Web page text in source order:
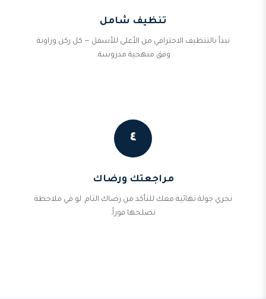
تنظيف شامل
نبدأ بالتنظيف الاحترافي من الأعلى للأسفل — كل ركن وزاوية
وفق منهجية مدروسة.
٤
مراجعتك ورضاك
نجري جولة نهائية معك للتأكد من رضاك التام. لو في ملاحظة
نصلحها فوراً.